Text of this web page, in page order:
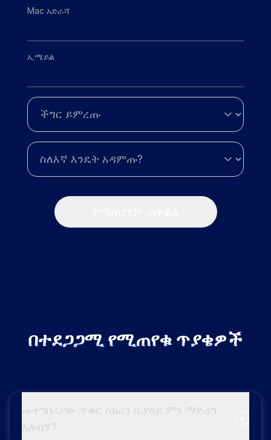
Mac አድራሻ
ኢሜይል
በተደጋጋሚ የሚጠየቁ ጥያቄዎች
መተግበሪያው ጥቁር ስክሪን ቢያሳይ ምን ማድረግ
አለብኝ?